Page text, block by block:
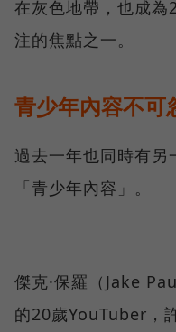
在灰色地帶，也成
注的焦點之一。
青少年內容不可
過去一年也同時有
「青少年內容」。
傑克·保羅（Jake
的20歲YouTuber，